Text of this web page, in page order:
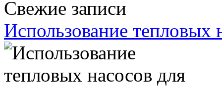
Свежие записи
Использование тепловых